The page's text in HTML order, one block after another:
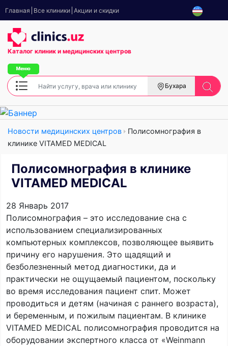
Главная Все клиники Акции и скидки
Каталог клиник и медицинских центров
Бухара
Новости медицинских центров
Полисомнография в
клинике VITAMED MEDICAL
Полисомнография в клинике
VITAMED MEDICAL
28 Январь 2017
Полисомнография – это исследование сна с
использованием специализированных
компьютерных комплексов, позволяющее выявить
причину его нарушения. Это щадящий и
безболезненный метод диагностики, да и
практически не ощущаемый пациентом, поскольку
во время исследования пациент спит. Может
проводиться и детям (начиная с раннего возраста),
и беременным, и пожилым пациентам. В клинике
VITAMED MEDICAL полисомнография проводится на
оборудовании экспертного класса от «Weinmann